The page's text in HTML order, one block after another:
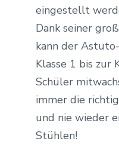
eingestellt
Dank seiner
kann der
Klasse 1 bis zur
Schüler
immer die
und nie wieder
Stühlen!